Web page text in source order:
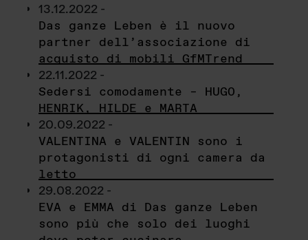
13.12.2022 -
Das ganze Leben è il nuovo
partner dell’associazione di
acquisto di mobili GfMTrend
22.11.2022 -
Sedersi comodamente – HUGO,
HENRIK, HILDE e MARTA
20.09.2022 -
VALENTINA e VALENTIN sono i
protagonisti di ogni camera da
letto
29.08.2022 -
EVA e EMMA di Das ganze Leben
sono più che solo dei luoghi